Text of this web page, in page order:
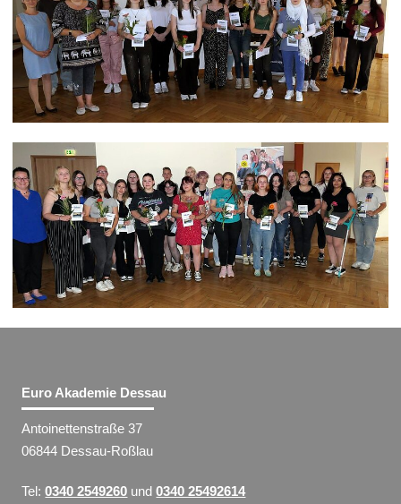
Euro Akademie Dessau
Antoinettenstraße 37
06844 Dessau-Roßlau
Tel:0340 2549260 und0340 25492614